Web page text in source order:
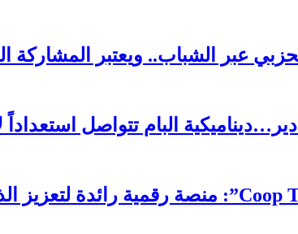
عبر الشباب.. ويعتبر المشاركة
البام تتواصل استعداداً